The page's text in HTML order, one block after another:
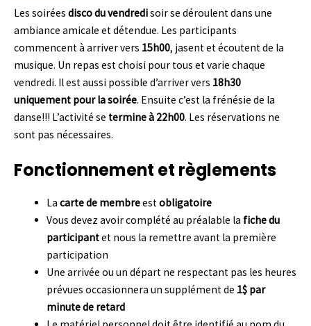
Les soirées disco du vendredisoir se déroulent dans une
ambiance amicale et détendue. Les participants
commencent à arriver vers 15h00, jasent et écoutent de la
musique. Un repas est choisi pour tous et varie chaque
vendredi. Il est aussi possible d’arriver vers 18h30
uniquement pour la soirée. Ensuite c’est la frénésie de la
danse!!! L’activité se termine à 22h00. Les réservations ne
sont pas nécessaires.
Fonctionnement et règlements
La carte de membreestobligatoire
Vous devez avoir complété au préalable la fiche du
participantet nous la remettre avant la première
participation
Une arrivée ou un départ ne respectant pas les heures
prévues occasionnera un supplément de 1$ par
minute de retard